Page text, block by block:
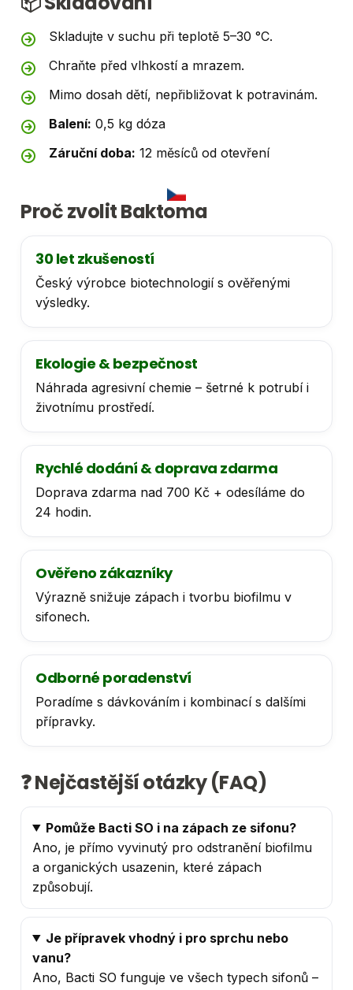
Skladujte v suchu při teplotě 5–30 °C.
Chraňte před vlhkostí a mrazem.
Mimo dosah dětí, nepřibližovat k potravinám.
Balení: 0,5 kg dóza
Záruční doba: 12 měsíců od otevření
Proč zvolit Baktoma
30 let zkušeností
Český výrobce biotechnologií s ověřenými
výsledky.
Ekologie & bezpečnost
Náhrada agresivní chemie – šetrné k potrubí i
životnímu prostředí.
Rychlé dodání & doprava zdarma
Doprava zdarma nad 700 Kč + odesíláme do
24 hodin.
Ověřeno zákazníky
Výrazně snižuje zápach i tvorbu biofilmu v
sifonech.
Odborné poradenství
Poradíme s dávkováním i kombinací s dalšími
přípravky.
❓ Nejčastější otázky (FAQ)
Pomůže Bacti SO i na zápach ze sifonu?
Ano, je přímo vyvinutý pro odstranění biofilmu
a organických usazenin, které zápach
způsobují.
Je přípravek vhodný i pro sprchu nebo
vanu?
Ano, Bacti SO funguje ve všech typech sifonů –